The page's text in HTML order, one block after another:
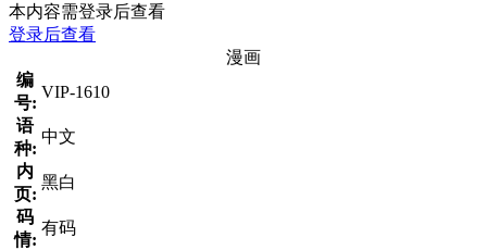
本内容需登录后查看
登录后查看
漫画
编
号:
VIP-1610
语
种:
中文
内
页:
黑白
码
情:
有码